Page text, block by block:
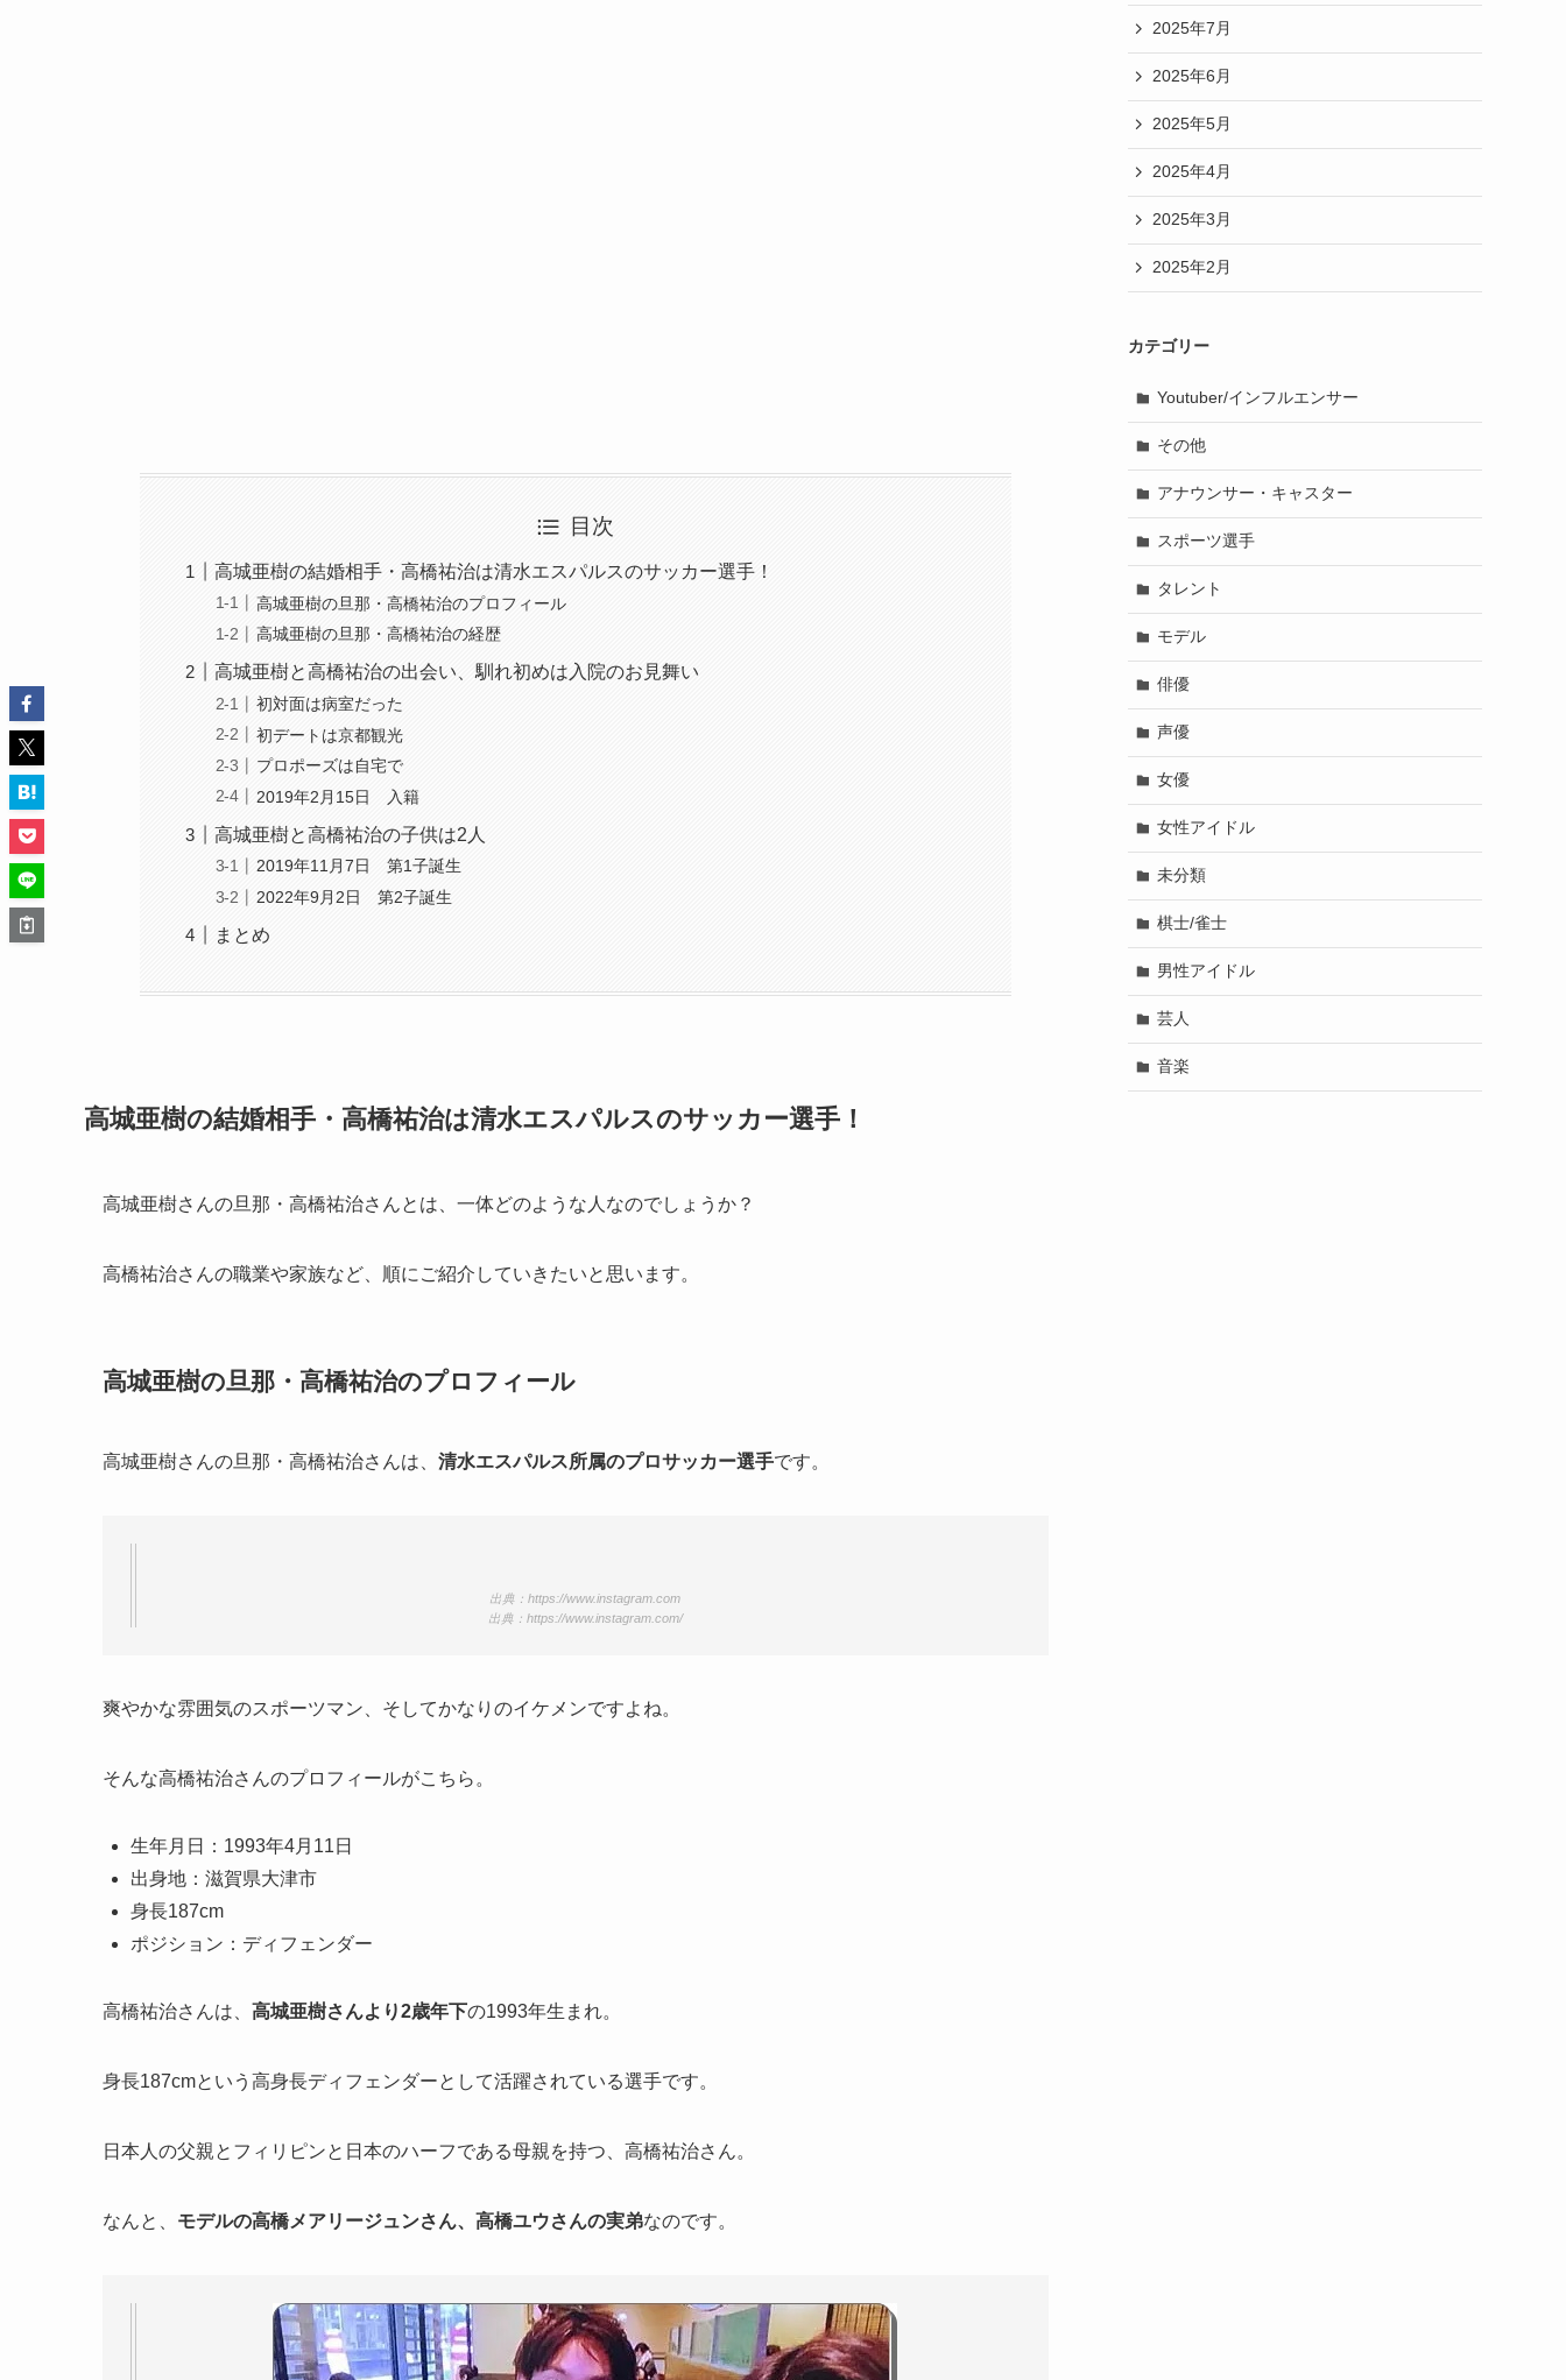
目次
高城亜樹の結婚相手・高橋祐治は清水エスパルスのサッカー選手！
高城亜樹の旦那・高橋祐治のプロフィール
高城亜樹の旦那・高橋祐治の経歴
高城亜樹と高橋祐治の出会い、馴れ初めは入院のお見舞い
初対面は病室だった
初デートは京都観光
プロポーズは自宅で
2019年2月15日 入籍
高城亜樹と高橋祐治の子供は2人
2019年11月7日 第1子誕生
2022年9月2日 第2子誕生
まとめ
高城亜樹の結婚相手・高橋祐治は清水エスパルスのサッカー選手！
高城亜樹さんの旦那・高橋祐治さんとは、一体どのような人なのでしょうか？
高橋祐治さんの職業や家族など、順にご紹介していきたいと思います。
高城亜樹の旦那・高橋祐治のプロフィール
高城亜樹さんの旦那・高橋祐治さんは、 清水エスパルス所属のプロサッカー選手です。
出典：https://www.instagram.com
出典：https://www.instagram.com/
爽やかな雰囲気のスポーツマン、そしてかなりのイケメンですよね。
そんな高橋祐治さんのプロフィールがこちら。
生年月日：1993年4月11日
出身地：滋賀県大津市
身長187cm
ポジション：ディフェンダー
高橋祐治さんは、 高城亜樹さんより2歳年下の1993年生まれ。
身長187cmという高身長ディフェンダーとして活躍されている選手です。
日本人の父親とフィリピンと日本のハーフである母親を持つ、高橋祐治さん。
なんと、 モデルの高橋メアリージュンさん、高橋ユウさんの実弟なのです。
2025年7月
2025年6月
2025年5月
2025年4月
2025年3月
2025年2月
カテゴリー
Youtuber/インフルエンサー
その他
アナウンサー・キャスター
スポーツ選手
タレント
モデル
俳優
声優
女優
女性アイドル
未分類
棋士/雀士
男性アイドル
芸人
音楽